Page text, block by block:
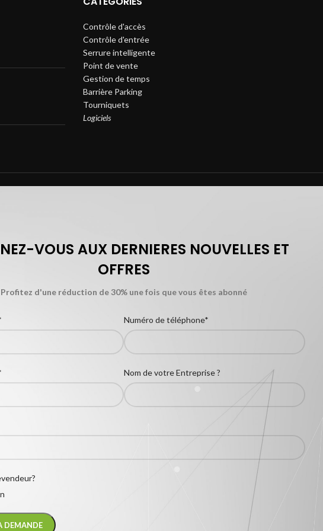
Contrôle d'accès
Contrôle d'entrée
Serrure intelligente
Point de vente
Gestion de temps
Barrière Parking
Tourniquets
Logiciels
VOUS AUX DERNIERES NOUVELLES ET
OFFRES
Profitez d'une réduction de 30% une fois que vous êtes abonné
Numéro de téléphone*
Nom de votre Entreprise ?